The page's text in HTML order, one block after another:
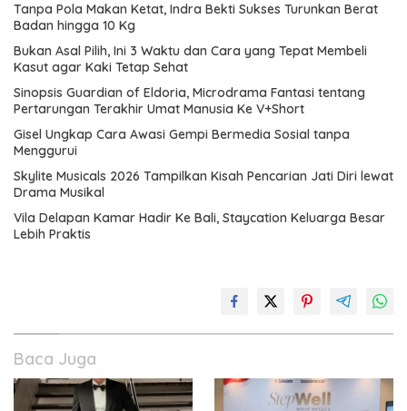
Tanpa Pola Makan Ketat, Indra Bekti Sukses Turunkan Berat
Badan hingga 10 Kg
Bukan Asal Pilih, Ini 3 Waktu dan Cara yang Tepat Membeli
Kasut agar Kaki Tetap Sehat
Sinopsis Guardian of Eldoria, Microdrama Fantasi tentang
Pertarungan Terakhir Umat Manusia Ke V+Short
Gisel Ungkap Cara Awasi Gempi Bermedia Sosial tanpa
Menggurui
Skylite Musicals 2026 Tampilkan Kisah Pencarian Jati Diri lewat
Drama Musikal
Vila Delapan Kamar Hadir Ke Bali, Staycation Keluarga Besar
Lebih Praktis
Baca Juga